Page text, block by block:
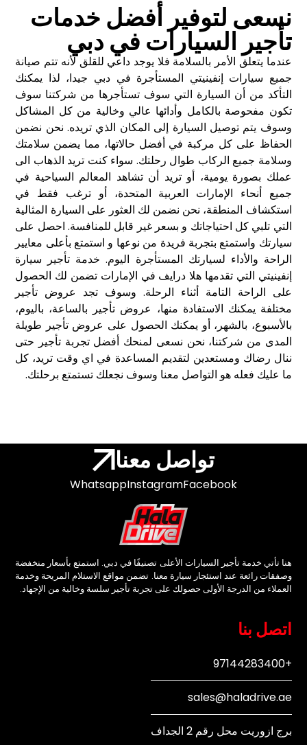
نسعى لتوفير أفضل خدمات
تأجير السيارات في دبي
عندما يتعلق الأمر بالسلامة فلا يوجد داعي للقلق لأنه تتم صيانة
جميع سيارات إنفينيتي المستأجرة في دبي جيدا، لذا يمكنك
التأكد من أن السيارة التي سوف تستأجرها من شركتنا سوف
تكون مفحوصة بالكامل وأدائها عالي وخالية من كل المشاكل
وسوف يتم توصيل السيارة إلى المكان الذي تريده. نحن نضمن
الحفاظ على كل مركبة في أفضل حالاتها، مما يضمن سلامتك
وسلامة جميع الركاب طوال رحلتك. سواء كنت تريد الذهاب الى
عملك بصورة يومية، أو تريد أن تشاهد المعالم السياحية في
جميع أنحاء الإمارات العربية المتحدة، أو ترغب فقط في
استكشاف المنطقة، نحن نضمن لك العثور على السيارة المثالية
التي تلبي كل احتياجاتك و بسعر غير قابل للمنافسة. احصل على
سيارتك واستمتع بتجربة فريدة من نوعها و استمتع بأعلى معايير
الراحة والأداء لسيارتك المستأجرة اليوم. خدمة تأجير سيارة
إنفينيتي التي تقدمها هلا درايف في الإمارات تضمن لك الحصول
على الراحة التامة أثناء الرحلة. وسوف تجد عروض تأجير
مختلفة يمكنك الاستفادة منها، عروض تأجير بالساعة، باليوم،
بالأسبوع، بالشهر، أو يمكنك الحصول على عروض تأجير طويلة
المدى من شركتنا، نحن نسعى لمنحك أفضل تجربة تأجير حتى
ننال رضاك ومستعدين لتقديم المساعدة في اي وقت تريد، كل
ما عليك فعله هو التواصل معنا وسوف نجعلك تستمتع برحلتك.
تواصل معنا
Facebook
Instagram
Whatsapp
هنا تأتي خدمة تأجير السيارات الأعلى تصنيفًا في دبي. استمتع بأسعار منخفضة
وصفقات رائعة عند استئجار سيارة معنا. تضمن مواقع الاستلام المريحة وخدمة
العملاء من الدرجة الأولى حصولك على تجربة تأجير سلسة وخالية من الإجهاد.
اتصل بنا
+97144283400
sales@haladrive.ae
برج ازوريت محل رقم 2 الجداف